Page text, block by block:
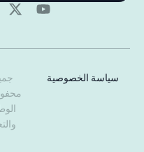
سياسة الخصوصية